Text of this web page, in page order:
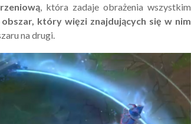
, która zadaje obrażenia wszystkim
obszar, który więzi znajdujących się w nim
na drugi.